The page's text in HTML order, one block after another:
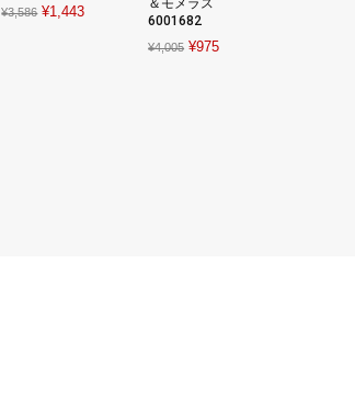
¥3,586 Original
¥1,443Current
＆モメラス
6001682
¥4,005 Original
¥975Current